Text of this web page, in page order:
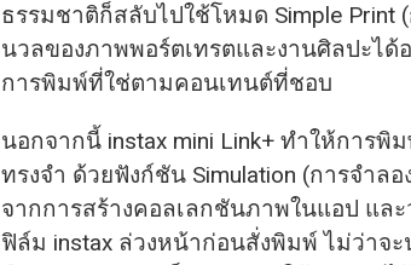
ธรรมชาติก็สลับไปใช้โหมด Simple
นวลของภาพพอร์ตเทรตและงานศิลปะได้
การพิมพ์ที่ใช่ตามคอนเทนต์ที่ชอบ
นอกจากนี้ instax mini Link+ ทำให้การ
ทรงจำ ด้วยฟังก์ชัน Simulation (การจำล
จากการสร้างคอลเลกชันภาพในแอป แล
ฟิล์ม instax ล่วงหน้าก่อนสั่งพิมพ์ ไม่ว่าจ